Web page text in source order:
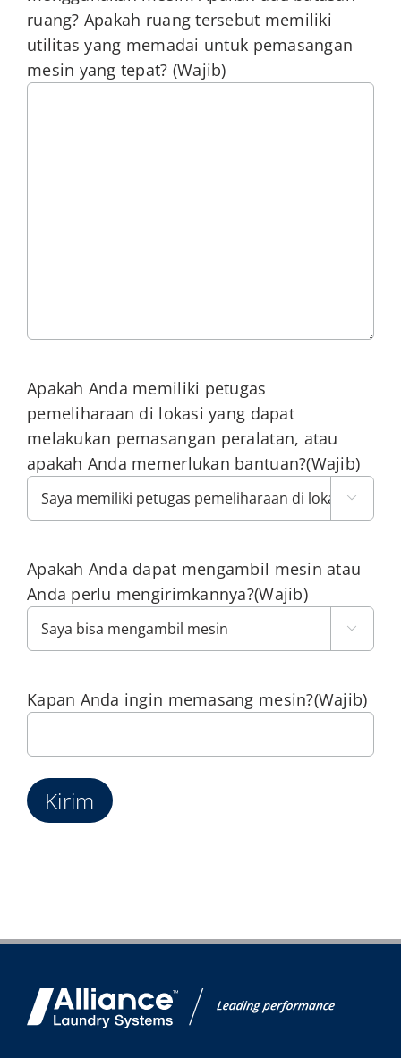
ruang? Apakah ruang tersebut memiliki
utilitas yang memadai untuk pemasangan
mesin yang tepat? (Wajib)
Apakah Anda memiliki petugas
pemeliharaan di lokasi yang dapat
melakukan pemasangan peralatan, atau
apakah Anda memerlukan bantuan?(Wajib)

Apakah Anda dapat mengambil mesin atau
Anda perlu mengirimkannya?(Wajib)

Kapan Anda ingin memasang mesin?(Wajib)